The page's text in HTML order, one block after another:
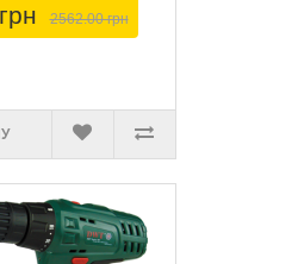
2562.00 грн